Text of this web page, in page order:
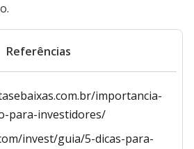
Referências
importancia-
para-investidores/
invest/guia/5-dicas-para-